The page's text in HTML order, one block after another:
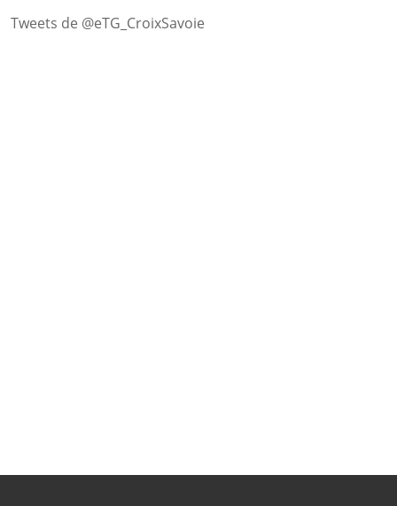
Tweets de @eTG_CroixSavoie